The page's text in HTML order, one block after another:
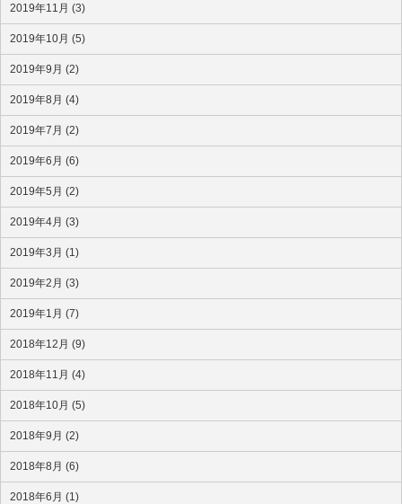
2019年11月 (3)
2019年10月 (5)
2019年9月 (2)
2019年8月 (4)
2019年7月 (2)
2019年6月 (6)
2019年5月 (2)
2019年4月 (3)
2019年3月 (1)
2019年2月 (3)
2019年1月 (7)
2018年12月 (9)
2018年11月 (4)
2018年10月 (5)
2018年9月 (2)
2018年8月 (6)
2018年6月 (1)